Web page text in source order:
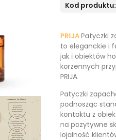
Kod produktu:
PRIJAPatyczki
to eleganckie i
jak i obiektów
korzennych
PRIJA.
Patyczki
podnosząc
kontaktu z
na pozytywne
lojalność